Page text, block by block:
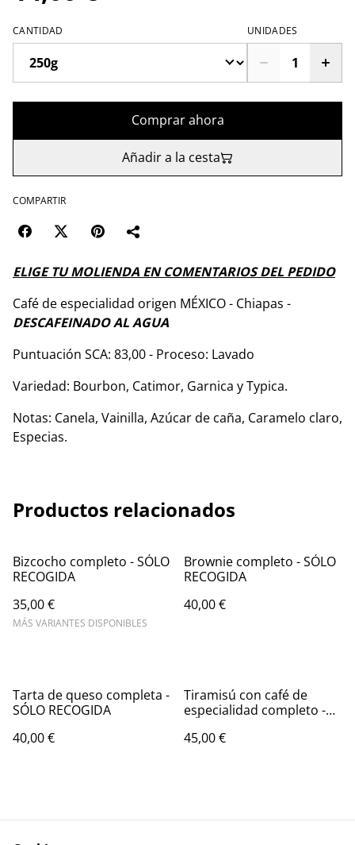
CANTIDAD UNIDADES
Comprar ahora
Añadir a la cesta
COMPARTIR
ELIGE TU MOLIENDA EN COMENTARIOS DEL PEDIDO
Café de especialidad origen MÉXICO - Chiapas -
DESCAFEINADO AL AGUA
Puntuación SCA: 83,00 - Proceso: Lavado
Variedad: Bourbon, Catimor, Garnica y Typica.
Notas: Canela, Vainilla, Azúcar de caña, Caramelo claro,
Especias.
Productos relacionados
Bizcocho completo - SÓLO
RECOGIDA
35,00 €
MÁS VARIANTES DISPONIBLES
Brownie completo - SÓLO
RECOGIDA
40,00 €
Tarta de queso completa -
SÓLO RECOGIDA
40,00 €
Tiramisú con café de
especialidad completo -
45,00 €